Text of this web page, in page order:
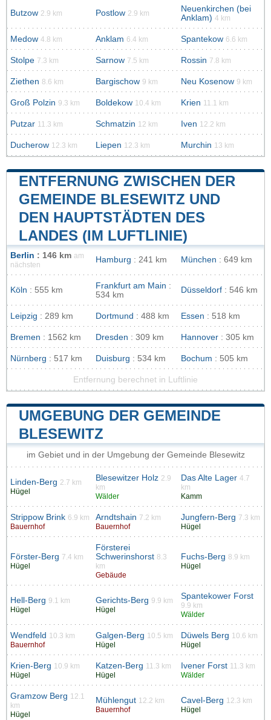
Butzow 2.9 km Postlow 2.9 km
Neuenkirchen (bei
Anklam) 4 km
Medow 4.8 km Anklam 6.4 km Spantekow 6.6 km
Stolpe 7.3 km Sarnow 7.5 km Rossin 7.8 km
Ziethen 8.6 km Bargischow 9 km Neu Kosenow 9 km
Groß Polzin 9.3 km Boldekow 10.4 km Krien 11.1 km
Putzar 11.3 km Schmatzin 12 km Iven 12.2 km
Ducherow 12.3 km Liepen 12.3 km Murchin 13 km
ENTFERNUNG ZWISCHEN DER
GEMEINDE BLESEWITZ UND
DEN HAUPTSTÄDTEN DES
LANDES (IM LUFTLINIE)
Berlin : 146 km am
nächsten
Hamburg : 241 km München : 649 km
Köln : 555 km Frankfurt am Main :
534 km
Düsseldorf : 546 km
Leipzig : 289 km Dortmund : 488 km Essen : 518 km
Bremen : 1562 km Dresden : 309 km Hannover : 305 km
Nürnberg : 517 km Duisburg : 534 km Bochum : 505 km
Entfernung berechnet in Luftlinie
UMGEBUNG DER GEMEINDE
BLESEWITZ
im Gebiet und in der Umgebung der Gemeinde Blesewitz
Linden-Berg 2.7 km
Hügel
Blesewitzer Holz 2.9
km
Wälder
Das Alte Lager 4.7
km
Kamm
Strippow Brink 6.9 km
Bauernhof
Arndtshain 7.2 km
Bauernhof
Jungfern-Berg 7.3 km
Hügel
Förster-Berg 7.4 km
Hügel
Försterei
Schwerinshorst 8.3
km
Gebäude
Fuchs-Berg 8.9 km
Hügel
Hell-Berg 9.1 km
Hügel
Gerichts-Berg 9.9 km
Hügel
Spantekower Forst
9.9 km
Wälder
Wendfeld 10.3 km
Bauernhof
Galgen-Berg 10.5 km
Hügel
Düwels Berg 10.6 km
Hügel
Krien-Berg 10.9 km
Hügel
Katzen-Berg 11.3 km
Hügel
Ivener Forst 11.3 km
Wälder
Gramzow Berg 12.1
km
Hügel
Mühlengut 12.2 km
Bauernhof
Cavel-Berg 12.3 km
Hügel